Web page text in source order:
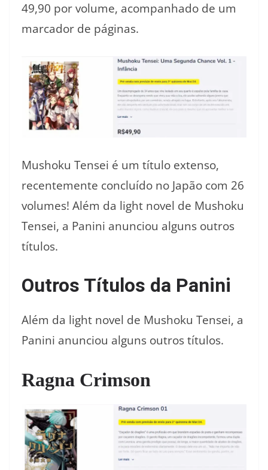
49,90 por volume, acompanhado de um
marcador de páginas.
Mushoku Tensei é um título extenso,
recentemente concluído no Japão com 26
volumes! Além da light novel de Mushoku
Tensei, a Panini anunciou alguns outros
títulos.
Outros Títulos da Panini
Além da light novel de Mushoku Tensei, a
Panini anunciou alguns outros títulos.
Ragna Crimson